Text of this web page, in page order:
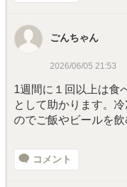
ごんちゃん
2026/06/05 21:53
1週間に１回以上は食
として助かります。
のでご飯やビールを飲
コメント